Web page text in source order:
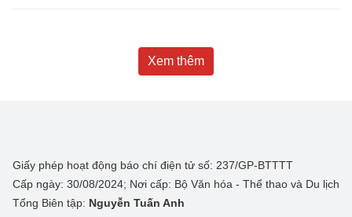
Xem thêm
Giấy phép hoạt động báo chí điện tử số: 237/GP-BTTTT
Cấp ngày: 30/08/2024; Nơi cấp: Bộ Văn hóa - Thể thao và Du lịch
Tổng Biên tập: Nguyễn Tuấn Anh